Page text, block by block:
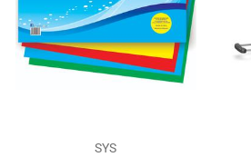
SYS